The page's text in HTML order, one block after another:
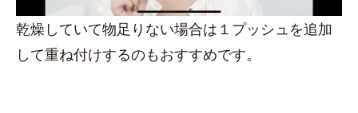
乾燥していて物足りない場合は１プッシュを追加
して重ね付けするのもおすすめです。